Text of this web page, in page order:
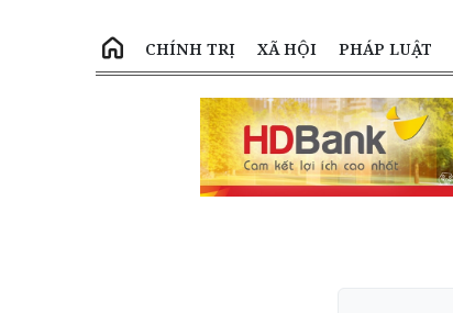
CHÍNH TRỊ XÃ HỘI PHÁP LUẬT